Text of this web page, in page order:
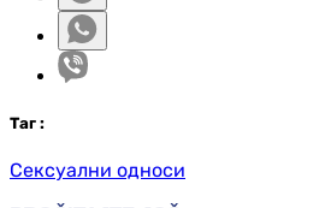
Таг :
Сексуални односи